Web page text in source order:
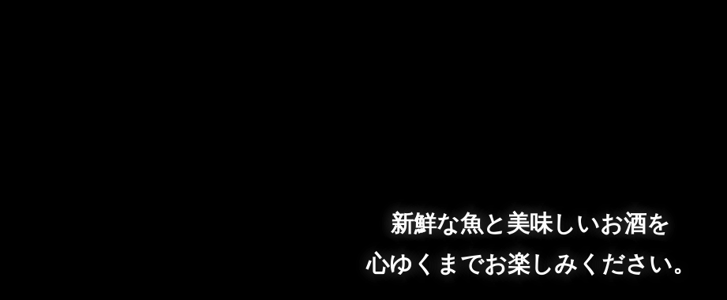
新鮮な魚と美味しいお酒を
心ゆくまでお楽しみください。